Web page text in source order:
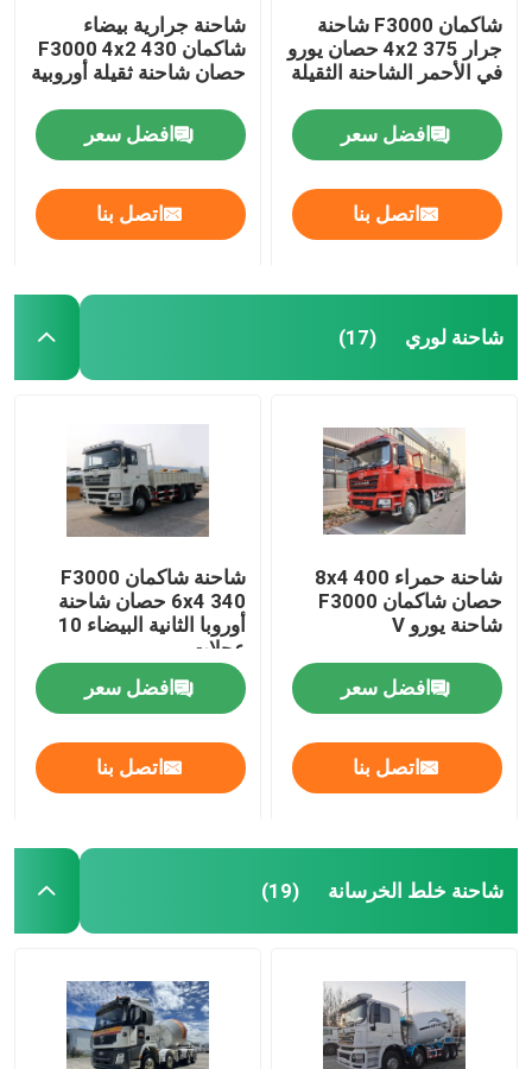
شاكمان F3000 شاحنة
جرار 4x2 375 حصان يورو
في الأحمر الشاحنة الثقيلة
افضل سعر
اتصل بنا
شاحنة جرارية بيضاء
شاكمان F3000 4x2 430
حصان شاحنة ثقيلة أوروبية
افضل سعر
اتصل بنا
شاحنة لوري (17)
شاحنة حمراء 8x4 400
حصان شاكمان F3000
شاحنة يورو V
افضل سعر
اتصل بنا
شاحنة شاكمان F3000
6x4 340 حصان شاحنة
أوروبا الثانية البيضاء 10
عجلات
افضل سعر
اتصل بنا
شاحنة خلط الخرسانة (19)